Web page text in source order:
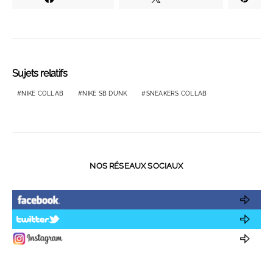
Sujets relatifs
NIKE COLLAB NIKE SB DUNK SNEAKERS COLLAB
NOS RÉSEAUX SOCIAUX